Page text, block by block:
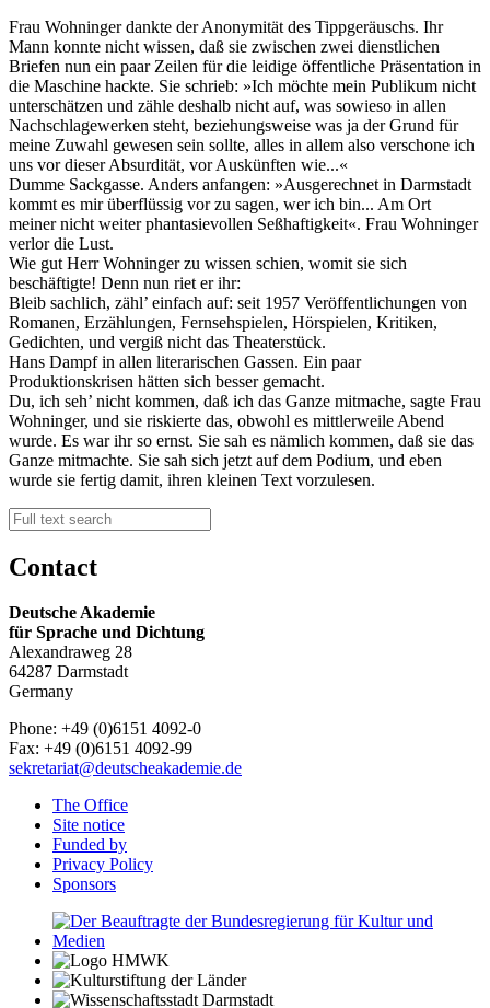
Frau Wohninger dankte der Anonymität des Tippgeräuschs. Ihr
Mann konnte nicht wissen, daß sie zwischen zwei dienstlichen
Briefen nun ein paar Zeilen für die leidige öffentliche Präsentation in
die Maschine hackte. Sie schrieb: »Ich möchte mein Publikum nicht
unterschätzen und zähle deshalb nicht auf, was sowieso in allen
Nachschlagewerken steht, beziehungsweise was ja der Grund für
meine Zuwahl gewesen sein sollte, alles in allem also verschone ich
uns vor dieser Absurdität, vor Auskünften wie...«
Dumme Sackgasse. Anders anfangen: »Ausgerechnet in Darmstadt
kommt es mir überflüssig vor zu sagen, wer ich bin... Am Ort
meiner nicht weiter phantasievollen Seßhaftigkeit«. Frau Wohninger
verlor die Lust.
Wie gut Herr Wohninger zu wissen schien, womit sie sich
beschäftigte! Denn nun riet er ihr:
Bleib sachlich, zähl’ einfach auf: seit 1957 Veröffentlichungen von
Romanen, Erzählungen, Fernsehspielen, Hörspielen, Kritiken,
Gedichten, und vergiß nicht das Theaterstück.
Hans Dampf in allen literarischen Gassen. Ein paar
Produktionskrisen hätten sich besser gemacht.
Du, ich seh’ nicht kommen, daß ich das Ganze mitmache, sagte Frau
Wohninger, und sie riskierte das, obwohl es mittlerweile Abend
wurde. Es war ihr so ernst. Sie sah es nämlich kommen, daß sie das
Ganze mitmachte. Sie sah sich jetzt auf dem Podium, und eben
wurde sie fertig damit, ihren kleinen Text vorzulesen.
Contact
Deutsche Akademie
für Sprache und Dichtung
Alexandraweg 28
64287 Darmstadt
Germany
Phone: +49 (0)6151 4092-0
Fax: +49 (0)6151 4092-99
sekretariat@deutscheakademie.de
The Office
Site notice
Funded by
Privacy Policy
Sponsors